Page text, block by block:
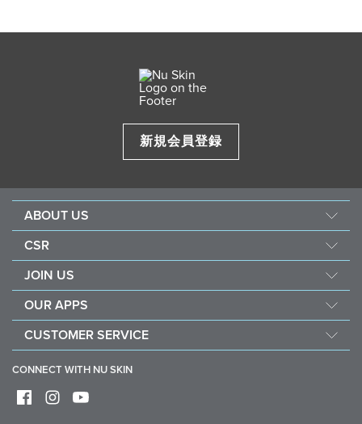
新規会員登録
ABOUT US
ニュースキンの研究・開発
製品ブランド
ニュースルーム
永井 花奈 選手 応援ページ
コンプライアンス
デジタル版カタログ
CSR
社会貢献活動
ナリッシュ ザ チルドレン
サステナビリティ
コミュニティ アウトリーチ
社会貢献活動に参加する
JOIN US
ブランド メンバーとは
定期購入（ADP）
OUR APPS
Nu Skin Stela
CUSTOMER SERVICE
配送・送料
CONNECT WITH NU SKIN